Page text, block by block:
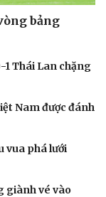
bảng
Thái Lan chặng
Nam được đánh
vua phá lưới
giành vé vào